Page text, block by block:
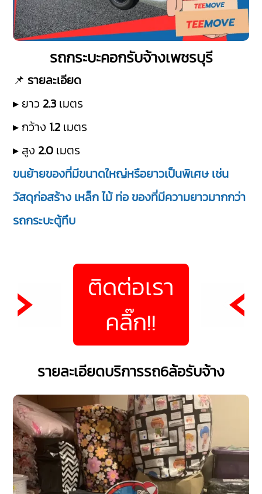
รถกระบะคอกรับจ้างเพชรบุรี
📌 รายละเอียด
▸ ยาว 2.3 เมตร
▸ กว้าง 1.2 เมตร
▸ สูง 2.0 เมตร
ขนย้ายของที่มีขนาดใหญ่หรือยาวเป็นพิเศษ เช่น
วัสดุก่อสร้าง เหล็ก ไม้ ท่อ ของที่มีความยาวมากกว่า
รถกระบะตู้ทึบ
ติดต่อเรา
คลิ๊ก!!
รายละเอียดบริการรถ6ล้อรับจ้าง